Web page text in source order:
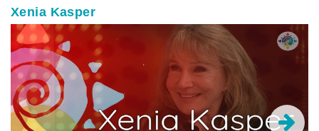
Xenia Kasper